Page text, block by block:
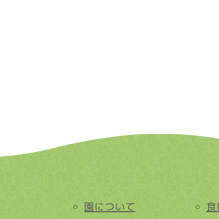
園について 食